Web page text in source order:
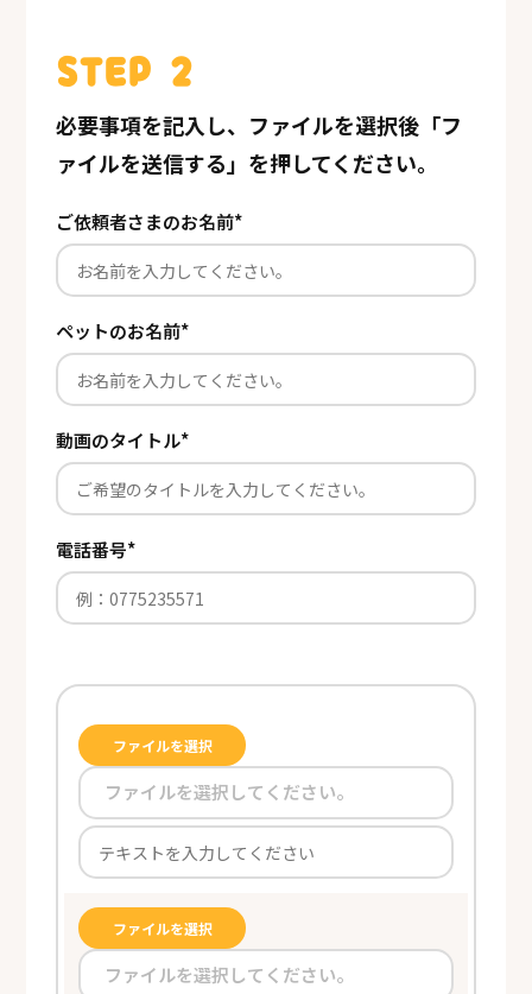
STEP 2
必要事項を記入し、ファイルを選択後「フ
ァイルを送信する」を押してください。
ご依頼者さまのお名前*
ペットのお名前*
動画のタイトル*
電話番号*
ファイルを選択
ファイルを選択してください。
ファイルを選択
ファイルを選択してください。